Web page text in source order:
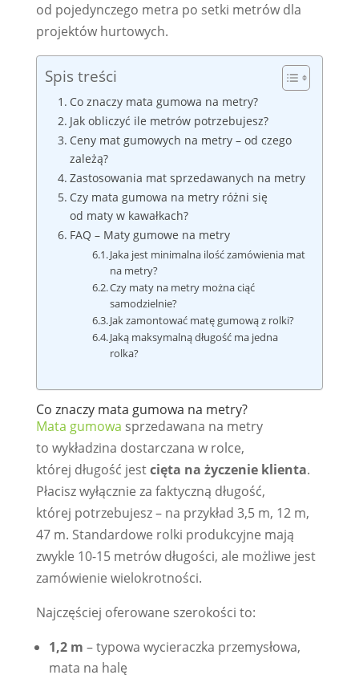
od pojedynczego metra po setki metrów dla
projektów hurtowych.
Spis treści
Co znaczy mata gumowa na metry?
Jak obliczyć ile metrów potrzebujesz?
Ceny mat gumowych na metry – od czego
zależą?
Zastosowania mat sprzedawanych na metry
Czy mata gumowa na metry różni się
od maty w kawałkach?
FAQ – Maty gumowe na metry
Jaka jest minimalna ilość zamówienia mat
na metry?
Czy maty na metry można ciąć
samodzielnie?
Jak zamontować matę gumową z rolki?
Jaką maksymalną długość ma jedna
rolka?
Co znaczy mata gumowa na metry?
Mata gumowa sprzedawana na metry
to wykładzina dostarczana w rolce,
której długość jestcięta na życzenie klienta.
Płacisz wyłącznie za faktyczną długość,
której potrzebujesz – na przykład 3,5 m, 12 m,
47 m. Standardowe rolki produkcyjne mają
zwykle 10-15 metrów długości, ale możliwe jest
zamówienie wielokrotności.
Najczęściej oferowane szerokości to:
1,2 m – typowa wycieraczka przemysłowa,
mata na halę